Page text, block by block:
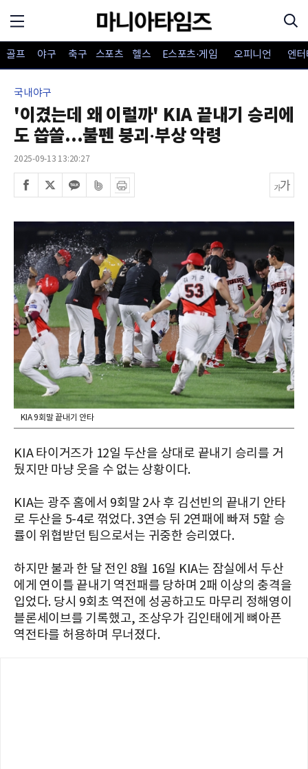
골프 야구 축구 스포츠 헬스 E스포츠·게임 오피니언 엔
국내야구
'이겼는데 왜 이럴까' KIA 끝내기 승리에
도 씁쓸...불펜 붕괴·부상 악령
2025-09-13 13:20:27
KIA 9회말 끝내기 안타
KIA 타이거즈가 12일 두산을 상대로 끝내기 승리를 거
뒀지만 마냥 웃을 수 없는 상황이다.
KIA는 광주 홈에서 9회말 2사 후 김선빈의 끝내기 안타
로 두산을 5-4로 꺾었다. 3연승 뒤 2연패에 빠져 5할 승
률이 위협받던 팀으로서는 귀중한 승리였다.
하지만 불과 한 달 전인 8월 16일 KIA는 잠실에서 두산
에게 연이틀 끝내기 역전패를 당하며 2패 이상의 충격을
입었다. 당시 9회초 역전에 성공하고도 마무리 정해영이
블론세이브를 기록했고, 조상우가 김인태에게 뼈아픈
역전타를 허용하며 무너졌다.